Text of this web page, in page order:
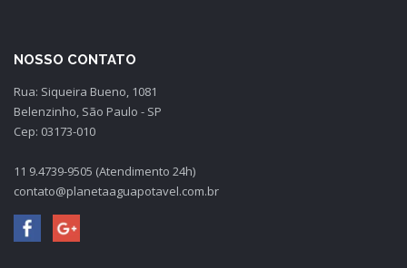
NOSSO CONTATO
Rua: Siqueira Bueno, 1081
Belenzinho, São Paulo - SP
Cep: 03173-010
11 9.4739-9505 (Atendimento 24h)
contato@planetaaguapotavel.com.br